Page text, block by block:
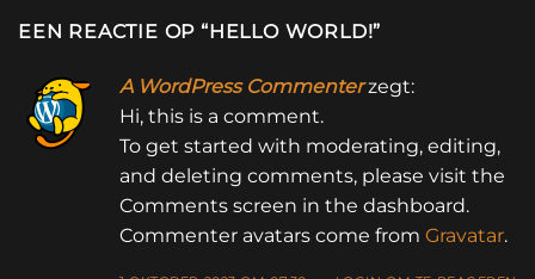
EEN REACTIE OP “HELLO WORLD!”
A WordPress Commenter zegt:
Hi, this is a comment.
To get started with moderating, editing,
and deleting comments, please visit the
Comments screen in the dashboard.
Commenter avatars come from Gravatar.